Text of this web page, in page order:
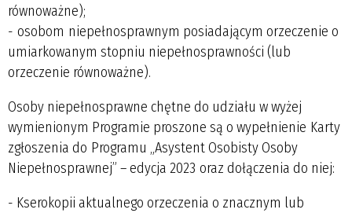
równoważne);
- osobom niepełnosprawnym posiadającym orzeczenie o
umiarkowanym stopniu niepełnosprawności (lub
orzeczenie równoważne).
Osoby niepełnosprawne chętne do udziału w wyżej
wymienionym Programie proszone są o wypełnienie Karty
zgłoszenia do Programu „Asystent Osobisty Osoby
Niepełnosprawnej” – edycja 2023 oraz dołączenia do niej:
- Kserokopii aktualnego orzeczenia o znacznym lub